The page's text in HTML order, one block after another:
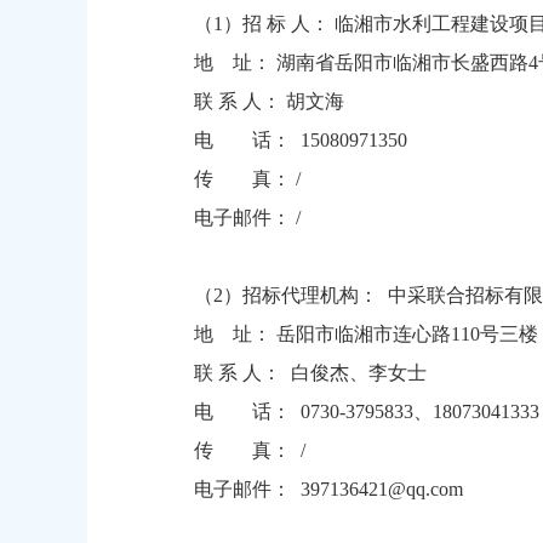
（1）招 标 人： 临湘市水利工程建设项
地 址： 湖南省岳阳市临湘市长盛西路4
联 系 人： 胡文海
电 话： 15080971350
传 真： /
电子邮件： /
（2）招标代理机构： 中采联合招标有
地 址： 岳阳市临湘市连心路110号三楼
联 系 人： 白俊杰、李女士
电 话： 0730-3795833、18073041333
传 真： /
电子邮件： 397136421@qq.com